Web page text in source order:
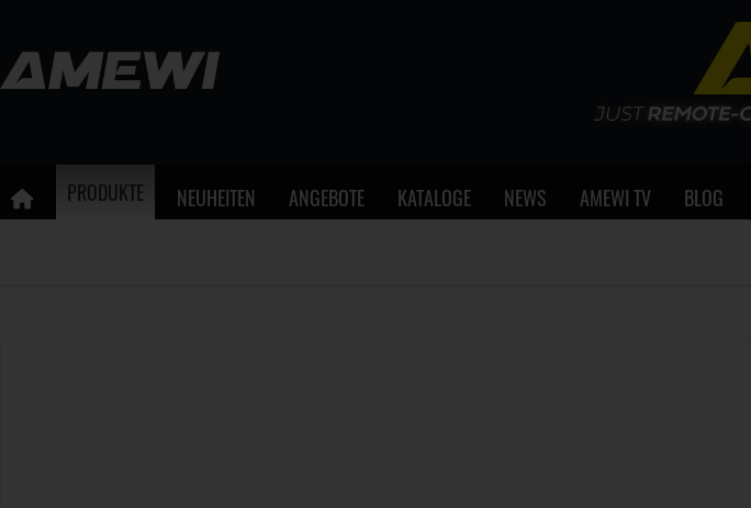
PRODUKTE NEUHEITEN ANGEBOTE KATALOGE NEWS AMEWI TV BLOG